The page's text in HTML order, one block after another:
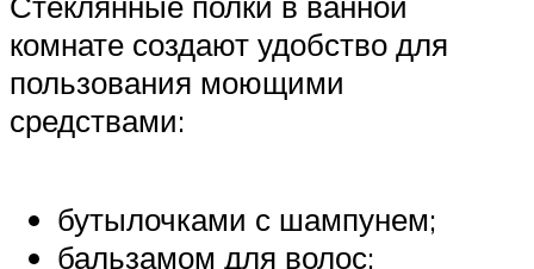
комнате создают удобство для
пользования моющими
средствами:
бутылочками с шампунем;
бальзамом для волос;